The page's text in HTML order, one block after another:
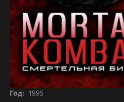
Год:
1995